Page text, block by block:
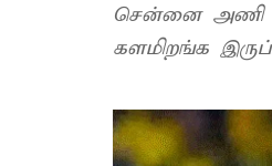
சென்னை அணி
களமிறங்க